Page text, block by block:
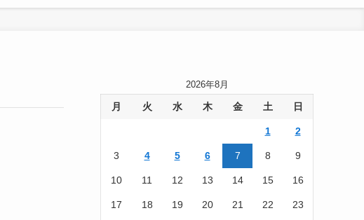
2026年8月
月 火 水 木 金 土 日
1 2
3 4 5 6 7 8 9
10 11 12 13 14 15 16
17 18 19 20 21 22 23